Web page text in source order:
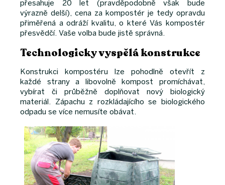
přesahuje 20 let (pravděpodobně však bude
výrazně delší), cena za kompostér je tedy opravdu
přiměřená a odráží kvalitu, o které Vás kompostér
přesvědčí. Vaše volba bude jistě správná.
Technologicky vyspělá konstrukce
Konstrukci kompostéru lze pohodlně otevřít z
každé strany a libovolně kompost promíchávat,
vybírat či průběžně doplňovat nový biologický
materiál. Zápachu z rozkládajícího se biologického
odpadu se více nemusíte obávat.